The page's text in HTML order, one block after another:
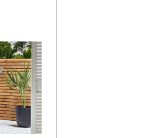
di
I
Vespri